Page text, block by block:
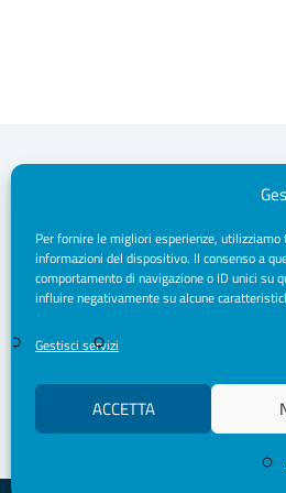
Per fornire le migliori esperienze,
informazioni del dispositivo. Il consenso a
comportamento di navigazione o ID unici su
influire negativamente su alcune
Gestisci servizi
ACCETTA
Via